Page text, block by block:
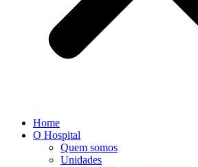
Home
O Hospital
Quem somos
Unidades